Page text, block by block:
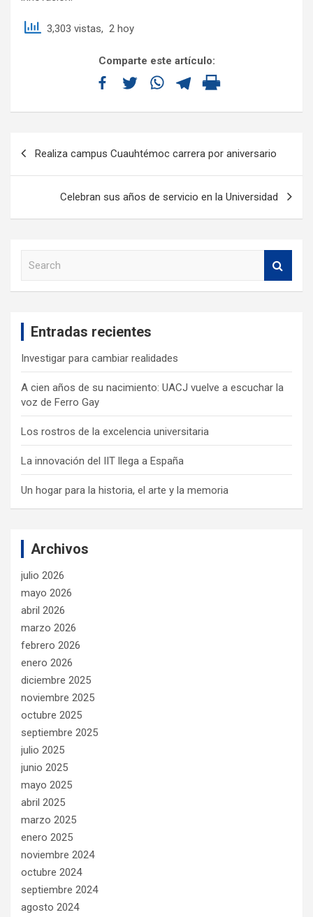
3,303 vistas, 2 hoy
Comparte este artículo:
Realiza campus Cuauhtémoc carrera por aniversario
Celebran sus años de servicio en la Universidad
Entradas recientes
Investigar para cambiar realidades
A cien años de su nacimiento: UACJ vuelve a escuchar la
voz de Ferro Gay
Los rostros de la excelencia universitaria
La innovación del IIT llega a España
Un hogar para la historia, el arte y la memoria
Archivos
julio 2026
mayo 2026
abril 2026
marzo 2026
febrero 2026
enero 2026
diciembre 2025
noviembre 2025
octubre 2025
septiembre 2025
julio 2025
junio 2025
mayo 2025
abril 2025
marzo 2025
enero 2025
noviembre 2024
octubre 2024
septiembre 2024
agosto 2024